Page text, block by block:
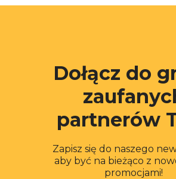
Dołącz do
partnerów
Zapisz się do naszego
aby być na bieżąco z
promocjami!